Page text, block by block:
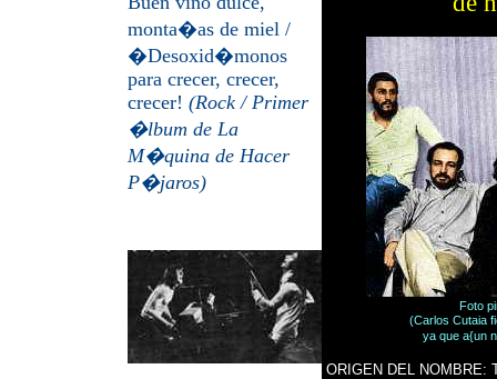
monta�as de miel /
�Desoxid�monos
para crecer, crecer,
crecer! (Rock / Primer
�lbum de La
M�quina de Hacer
P�jaros)
Foto
(Carlos Cutaia
ya que a{un
ORIGEN DEL NOMBRE: